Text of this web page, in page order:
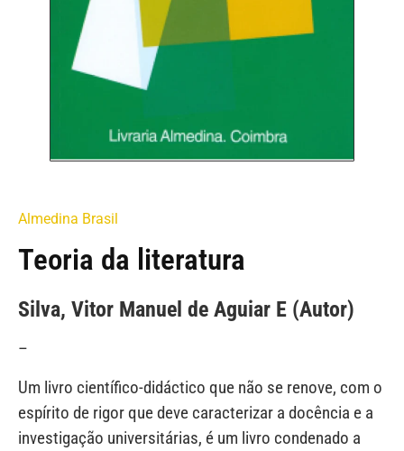
Almedina Brasil
Teoria da literatura
Silva, Vitor Manuel de Aguiar E (Autor)
–
Um livro científico-didáctico que não se renove, com o
espírito de rigor que deve caracterizar a docência e a
investigação universitárias, é um livro condenado a